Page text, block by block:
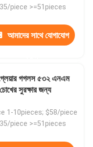
piece >=51pieces
আমাদের সাথে যোগাযোগ
গ্লেয়ার গগলস ৫৩২ এনএম
সুরক্ষার জন্য
1-10pieces; $58/piece
piece >=51pieces